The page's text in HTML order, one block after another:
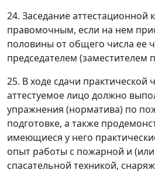
24. Заседание аттестационной
правомочным, если на нем
половины от общего числа ее
председателем (заместителем
25. Входе сдачи практической
аттестуемое лицо должно
упражнения (норматива) по
подготовке, а также
имеющиеся у него
опыт работы с пожарной и
спасательной техникой,